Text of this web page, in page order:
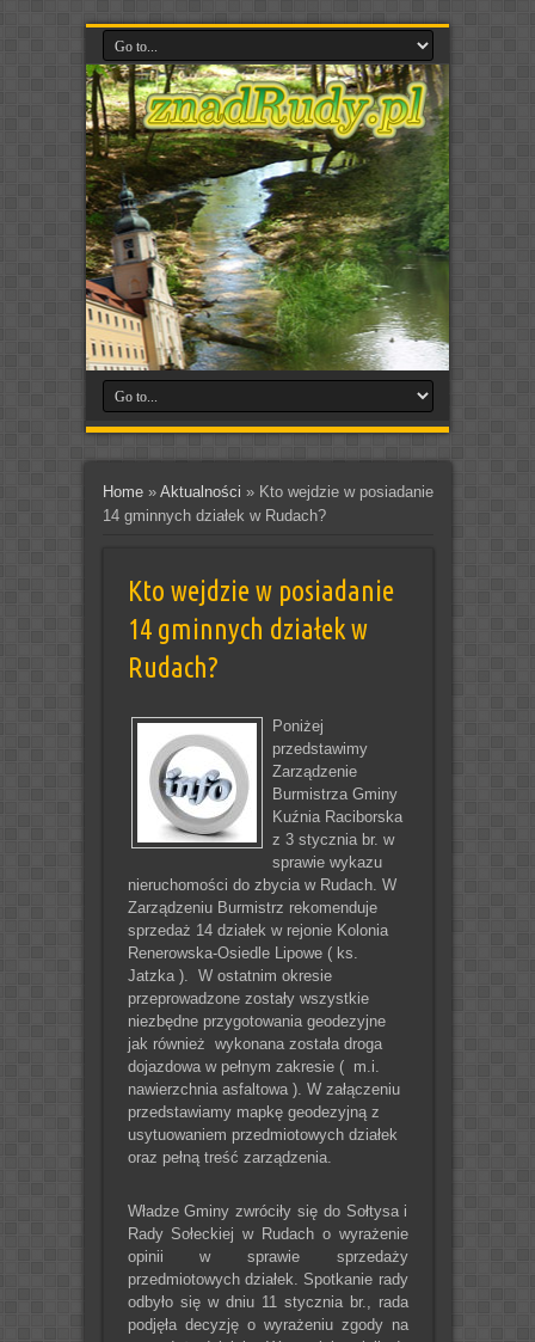
Home» Aktualności » Kto wejdzie w posiadanie
14 gminnych działek w Rudach?
Kto wejdzie w posiadanie
14 gminnych działek w
Rudach?
Poniżej
przedstawimy
Zarządzenie
Burmistrza Gminy
Kuźnia Raciborska
z 3 stycznia br. w
sprawie wykazu
nieruchomości do zbycia w Rudach. W
Zarządzeniu Burmistrz rekomenduje
sprzedaż 14 działek w rejonie Kolonia
Renerowska-Osiedle Lipowe ( ks.
Jatzka ). W ostatnim okresie
przeprowadzone zostały wszystkie
niezbędne przygotowania geodezyjne
jak również wykonana została droga
dojazdowa w pełnym zakresie ( m.i.
nawierzchnia asfaltowa ). W załączeniu
przedstawiamy mapkę geodezyjną z
usytuowaniem przedmiotowych działek
oraz pełną treść zarządzenia.
Władze Gminy zwróciły się do Sołtysa i
Rady Sołeckiej w Rudach o wyrażenie
opinii w sprawie sprzedaży
przedmiotowych działek. Spotkanie rady
odbyło się w dniu 11 stycznia br., rada
podjęła decyzję o wyrażeniu zgody na